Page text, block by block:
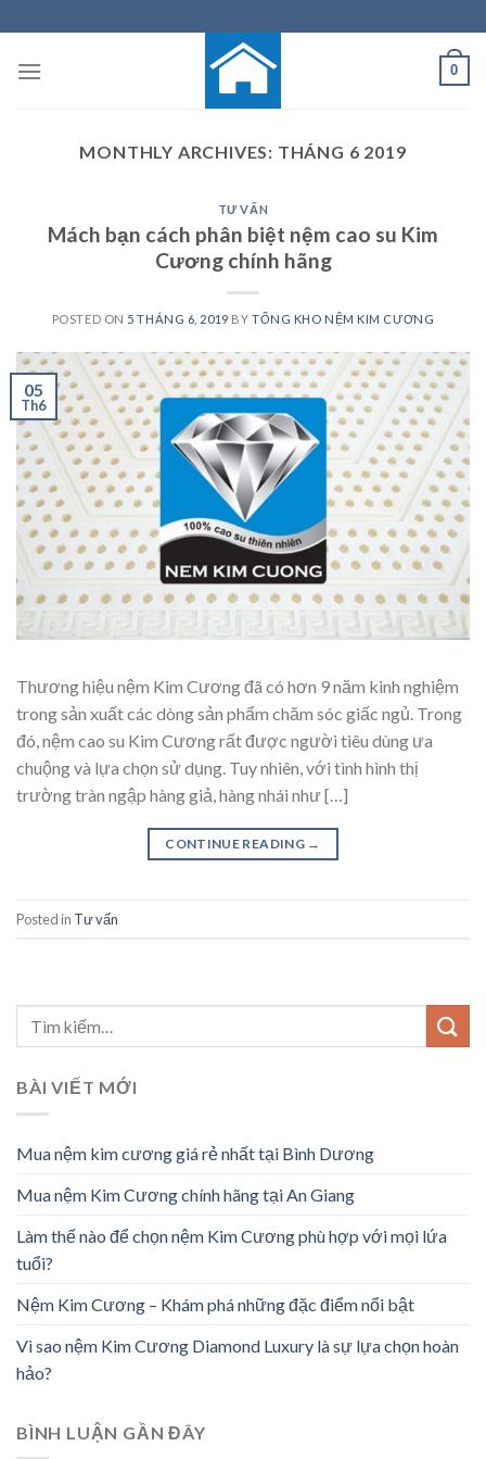
to
content
0
MONTHLY ARCHIVES: THÁNG 6 2019
TƯ VẤN
Mách bạn cách phân biệt nệm cao su Kim
Cương chính hãng
POSTED ON 5 THÁNG 6, 2019 BY TỔNG KHO NỆM KIM CƯƠNG
05
Th6
Thương hiệu nệm Kim Cương đã có hơn 9 năm kinh nghiệm
trong sản xuất các dòng sản phẩm chăm sóc giấc ngủ. Trong
đó, nệm cao su Kim Cương rất được người tiêu dùng ưa
chuộng và lựa chọn sử dụng. Tuy nhiên, với tình hình thị
trường tràn ngập hàng giả, hàng nhái như […]
CONTINUE READING →
Posted in Tư vấn
BÀI VIẾT MỚI
Mua nệm kim cương giá rẻ nhất tại Bình Dương
Mua nệm Kim Cương chính hãng tại An Giang
Làm thế nào để chọn nệm Kim Cương phù hợp với mọi lứa
tuổi?
Nệm Kim Cương – Khám phá những đặc điểm nổi bật
Vì sao nệm Kim Cương Diamond Luxury là sự lựa chọn hoàn
hảo?
BÌNH LUẬN GẦN ĐÂY